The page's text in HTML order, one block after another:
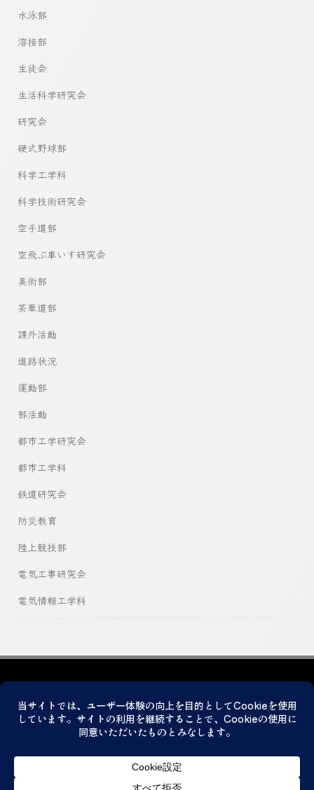
水泳部
溶接部
生徒会
生活科学研究会
研究会
硬式野球部
科学工学科
科学技術研究会
空手道部
空飛ぶ車いす研究会
美術部
茶華道部
課外活動
進路状況
運動部
部活動
都市工学研究会
都市工学科
鉄道研究会
防災教育
陸上競技部
電気工事研究会
電気情報工学科
© 2026 神戸市立科学技術高等学校